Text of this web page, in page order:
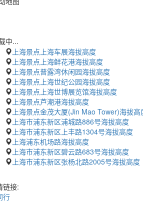
中...
上海景点上海车展海拔高度
上海景点上海鲜花港海拔高度
上海景点普露湾休闲园海拔高度
上海景点上海世纪公园海拔高度
上海景点上海世博展览馆海拔高度
上海景点芦潮港海拔高度
上海景点金茂大厦(Jin Mao Tower)海拔高
上海市浦东新区浦城路886号海拔高度
上海市浦东新区上丰路1304号海拔高度
上海浦东机场路海拔高度
上海市浦东新区碧云路683号海拔高度
上海市浦东新区张杨北路2005号海拔高度
链接:
行